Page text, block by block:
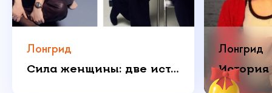
Лонгрид
Сила женщины: две истории о любви, которая побеждает
Лонгрид